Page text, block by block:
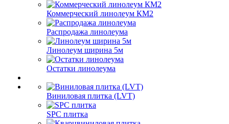
Коммерческий линолеум КМ2
Распродажа линолеума
Линолеум ширина 5м
Остатки линолеума
Виниловая плитка (LVT)
SPC плитка